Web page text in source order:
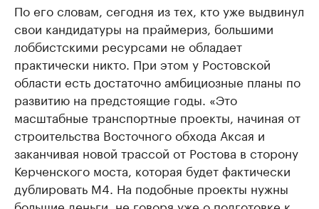
По его словам, сегодня из тех, кто уже выдвинул
свои кандидатуры на праймериз, большими
лоббистскими ресурсами не обладает
практически никто. При этом у Ростовской
области есть достаточно амбициозные планы по
развитию на предстоящие годы. «Это
масштабные транспортные проекты, начиная от
строительства Восточного обхода Аксая и
заканчивая новой трассой от Ростова в сторону
Керченского моста, которая будет фактически
дублировать М4. На подобные проекты нужны